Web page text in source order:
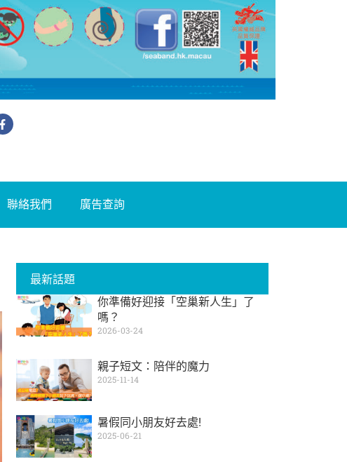
聯絡我們 廣告查詢
最新話題
你準備好迎接「空巢新人生」了
嗎？
2026-03-24
親子短文：陪伴的魔力
2025-11-14
暑假同小朋友好去處!
2025-06-21